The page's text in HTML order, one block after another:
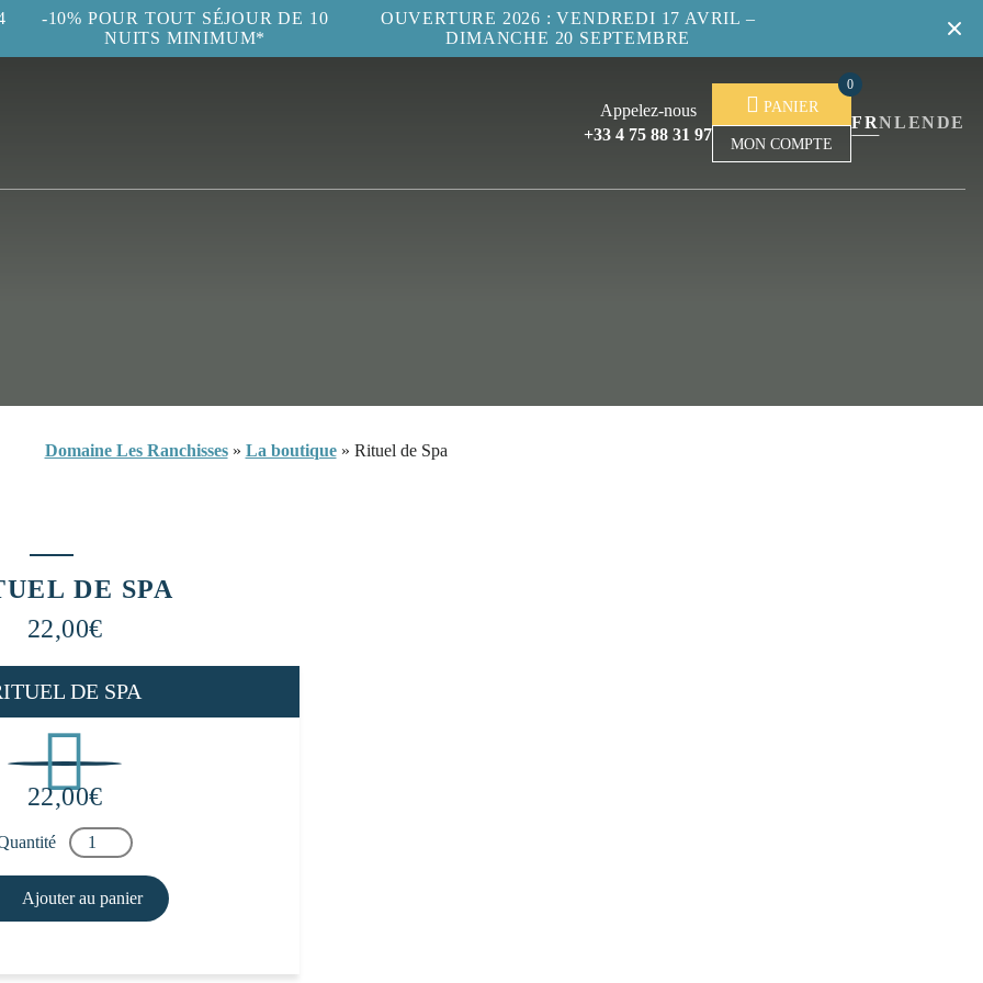
-10% POUR TOUT SÉJOUR DE 10
NUITS MINIMUM*
OUVERTURE 2026 : VENDREDI 17 AVRIL –
DIMANCHE 20 SEPTEMBRE
Appelez-nous
+33 4 75 88 31 97
PANIER
0
MON COMPTE
FR EN
NL DE
Domaine Les Ranchisses» La boutique» Rituel de Spa
DE SPA
22,00€
DE SPA
22,00€
Ajouter au panier